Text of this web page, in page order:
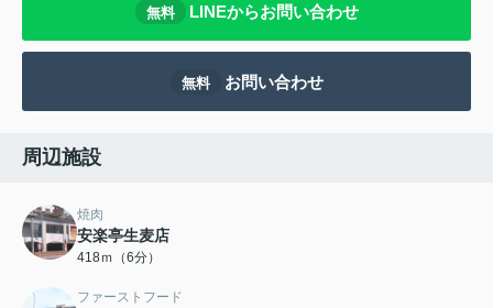
無料 LINEからお問い合わせ
無料 お問い合わせ
周辺施設
焼肉
安楽亭生麦店
418ｍ（6分）
ファーストフード